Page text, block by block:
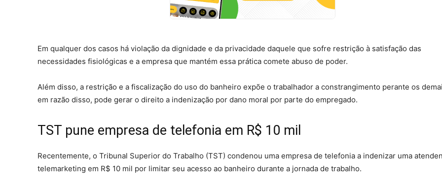
Em qualquer dos casos há violação da dignidade e da privacidade daquele que sofre restrição à satisfação das
necessidades fisiológicas e a empresa que mantém essa prática comete abuso de poder.
Além disso, a restrição e a fiscalização do uso do banheiro expõe o trabalhador a constrangimento perante os
em razão disso, pode gerar o direito a indenização por dano moral por parte do empregado.
TST pune empresa de telefonia em R$ 10 mil
Recentemente, o Tribunal Superior do Trabalho (TST) condenou uma empresa de telefonia a indenizar uma
telemarketing em R$ 10 mil por limitar seu acesso ao banheiro durante a jornada de trabalho.